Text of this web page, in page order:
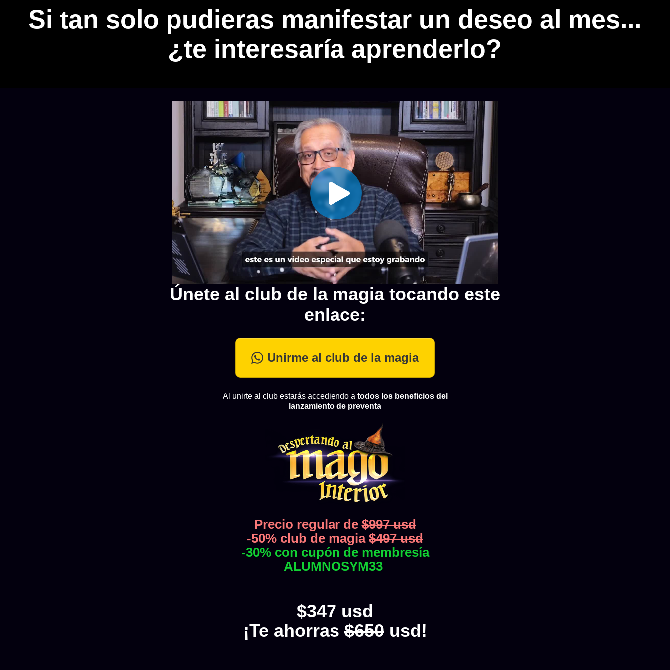
Si tan solo pudieras manifestar un deseo al mes...
¿te interesaría aprenderlo?
Únete al club de la magia tocando este
enlace:
Unirme al club de la magia
Al unirte al club estarás accediendo a todos los beneficios del
lanzamiento de preventa
Precio regular de$997 usd
-50% club de magia $497 usd
-30% con cupón de membresía
ALUMNOSYM33
$347 usd
¡Te ahorras$650usd!